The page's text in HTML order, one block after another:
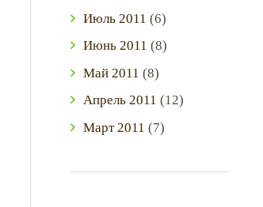
Июль 2011 (6)
Июнь 2011 (8)
Май 2011 (8)
Апрель 2011 (12)
Март2011 (7)